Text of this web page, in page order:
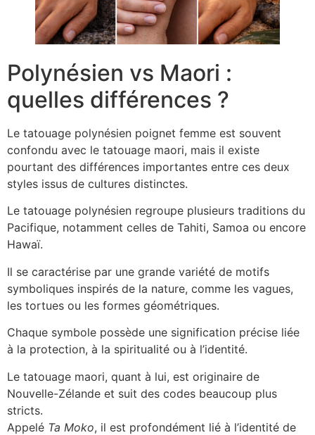
Polynésien vs Maori :
quelles différences ?
Le tatouage polynésien poignet femme est souvent
confondu avec le tatouage maori, mais il existe
pourtant des différences importantes entre ces deux
styles issus de cultures distinctes.
Le tatouage polynésien regroupe plusieurs traditions du
Pacifique, notamment celles de Tahiti, Samoa ou encore
Hawaï.
Il se caractérise par une grande variété de motifs
symboliques inspirés de la nature, comme les vagues,
les tortues ou les formes géométriques.
Chaque symbole possède une signification précise liée
à la protection, à la spiritualité ou à l’identité.
Le tatouage maori, quant à lui, est originaire de
Nouvelle-Zélande et suit des codes beaucoup plus
stricts.
Appelé Ta Moko, il est profondément lié à l’identité de